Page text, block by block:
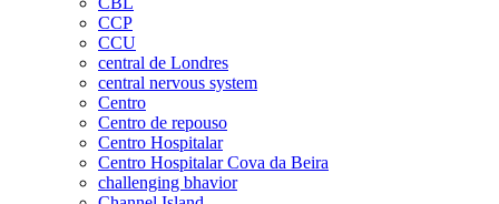
CCP
CCU
central de Londres
central nervous system
Centro
Centro de repouso
Centro Hospitalar
Centro Hospitalar Cova da Beira
challenging bhavior